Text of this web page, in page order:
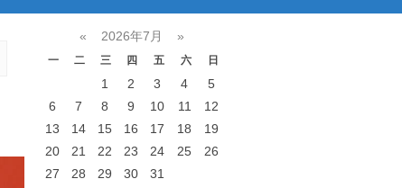
« 2026年7月 »
一 二 三 四 五 六 日
1 2 3 4
5
6
7 8 9 10 11
12
13
14 15 16 17 18
19
20
21 22 23 24 25
26
27
28 29 30 31